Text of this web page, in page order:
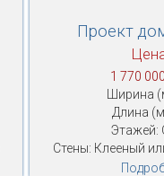
Проект
1 770
Ширина
Длина
Этажей:
Стены: Клееный